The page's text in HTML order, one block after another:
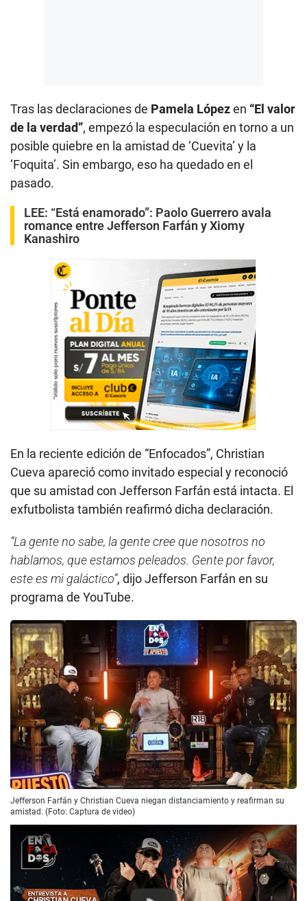
Tras las declaraciones de Pamela Lópezen “El valor
de la verdad”, empezó la especulación en torno a un
posible quiebre en la amistad de ‘Cuevita’ y la
‘Foquita’. Sin embargo, eso ha quedado en el
pasado.
LEE: “Está enamorado”: Paolo Guerrero avala
romance entre Jefferson Farfán y Xiomy
Kanashiro
En la reciente edición de “Enfocados”, Christian
Cueva apareció como invitado especial y reconoció
que su amistad con Jefferson Farfán está intacta. El
exfutbolista también reafirmó dicha declaración.
“La gente no sabe, la gente cree que nosotros no
hablamos, que estamos peleados. Gente por favor,
este es mi galáctico”, dijo Jefferson Farfán en su
programa de YouTube.
Jefferson Farfán y Christian Cueva niegan distanciamiento y reafirman su
amistad. (Foto: Captura de video)